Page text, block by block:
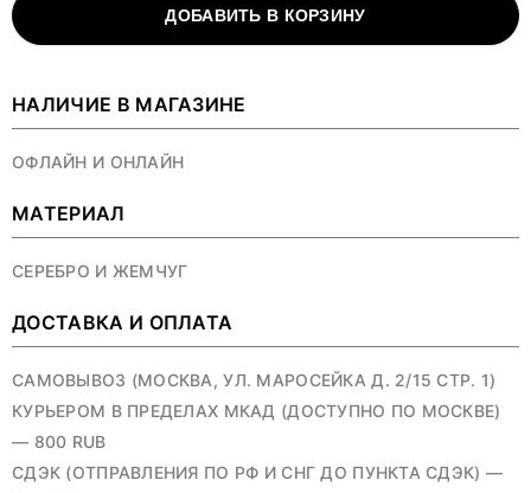
ДОБАВИТЬ В КОРЗИНУ
НАЛИЧИЕ В МАГАЗИНЕ
ОФЛАЙН И ОНЛАЙН
МАТЕРИАЛ
СЕРЕБРО И ЖЕМЧУГ
ДОСТАВКА И ОПЛАТА
САМОВЫВОЗ (МОСКВА, УЛ. МАРОСЕЙКА Д. 2/15 СТР. 1)
КУРЬЕРОМ В ПРЕДЕЛАХ МКАД (ДОСТУПНО ПО МОСКВЕ)
— 800 RUB
СДЭК (ОТПРАВЛЕНИЯ ПО РФ И СНГ ДО ПУНКТА СДЭК) —